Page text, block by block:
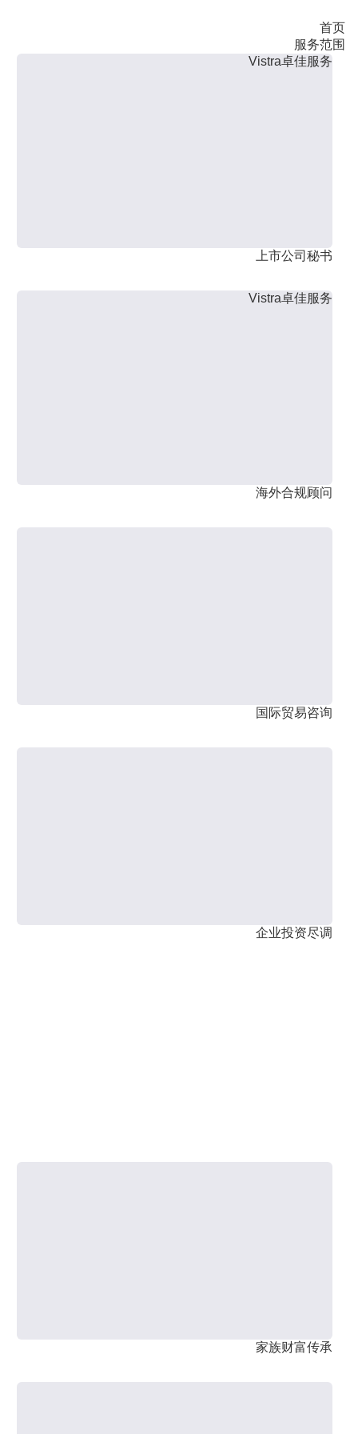
首页
服务范围
Vistra卓佳服务
上市公司秘书
Vistra卓佳服务
海外合规顾问
国际贸易咨询
企业投资尽调
家族财富传承